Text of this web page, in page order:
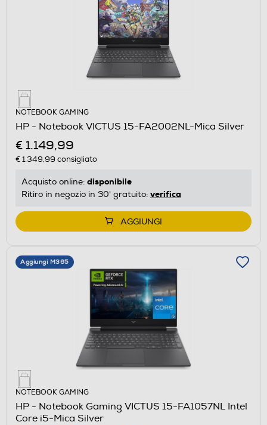
NOTEBOOK GAMING
HP - Notebook VICTUS 15-FA2002NL-Mica Silver
€ 1.149,99
€ 1.349,99 consigliato
Acquisto online: disponibile
Ritiro in negozio in 30' gratuito: verifica
AGGIUNGI
Aggiungi M365
NOTEBOOK GAMING
HP - Notebook Gaming VICTUS 15-FA1057NL Intel
Core i5-Mica Silver